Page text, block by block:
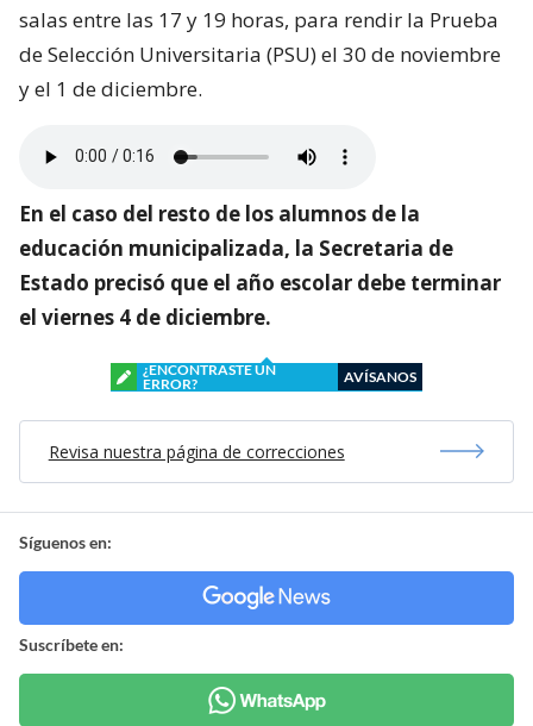
salas entre las 17 y 19 horas, para rendir la Prueba
de Selección Universitaria (PSU) el 30 de noviembre
y el 1 de diciembre.
En el caso del resto de los alumnos de la
educación municipalizada, la Secretaria de
Estado precisó que el año escolar debe terminar
el viernes 4 de diciembre.
¿ENCONTRASTE UN
ERROR?
AVÍSANOS
Revisa nuestra página de correcciones
Síguenos en:
Suscríbete en: